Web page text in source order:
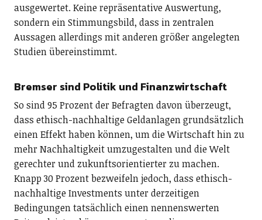
ausgewertet. Keine repräsentative Auswertung,
sondern ein Stimmungsbild, dass in zentralen
Aussagen allerdings mit anderen größer angelegten
Studien übereinstimmt.
Bremser sind Politik und Finanzwirtschaft
So sind 95 Prozent der Befragten davon überzeugt,
dass ethisch-nachhaltige Geldanlagen grundsätzlich
einen Effekt haben können, um die Wirtschaft hin zu
mehr Nachhaltigkeit umzugestalten und die Welt
gerechter und zukunftsorientierter zu machen.
Knapp 30 Prozent bezweifeln jedoch, dass ethisch-
nachhaltige Investments unter derzeitigen
Bedingungen tatsächlich einen nennenswerten